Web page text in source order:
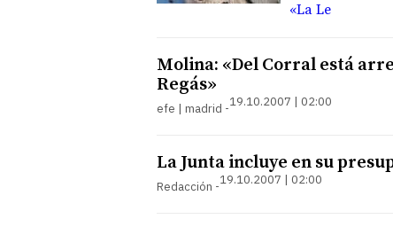
«La Le
Molina: «Del Corral está
Regás»
efe | madrid 19.10.2007 | 02:00
La Junta incluye en su
Redacción 19.10.2007 | 02:00